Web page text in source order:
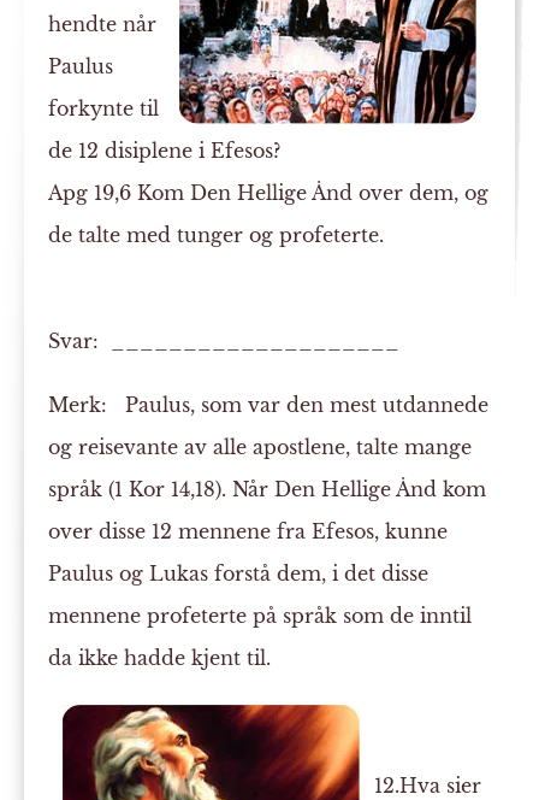
hendte når
Paulus
forkynte til
de 12 disiplene i Efesos?
Apg 19,6 Kom Den Hellige Ånd over dem, og
de talte med tunger og profeterte.
Svar: ____________________
Merk: Paulus, som var den mest utdannede
og reisevante av alle apostlene, talte mange
språk (1 Kor 14,18). Når Den Hellige Ånd kom
over disse 12 mennene fra Efesos, kunne
Paulus og Lukas forstå dem, i det disse
mennene profeterte på språk som de inntil
da ikke hadde kjent til.
12.Hva sier